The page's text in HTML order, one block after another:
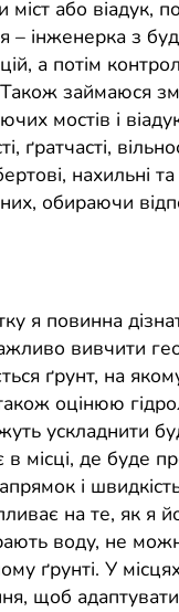
або віадук,
– інженерка з
а потім
займаюся
мостів і
ґратчасті,
нахильні
обираючи
я повинна
вивчити
ґрунт, на
оцінюю
ускладнити
місці, де буде
і
на те, як я
воду, не
ґрунті. У
щоб